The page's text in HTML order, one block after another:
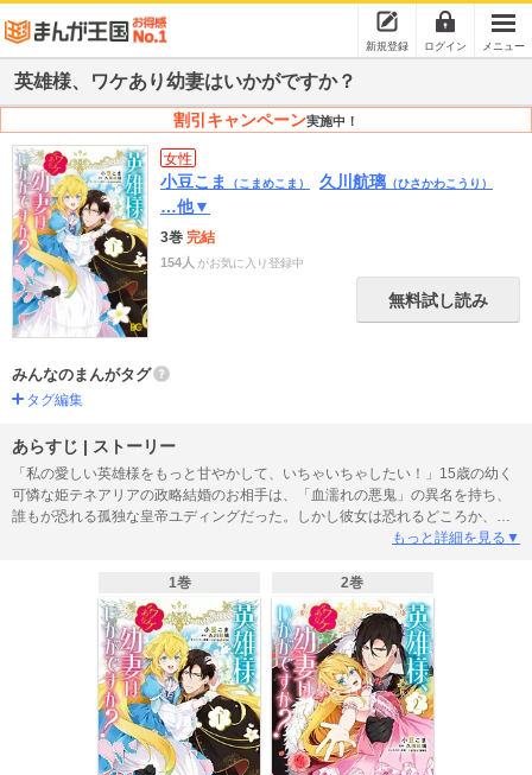
新規登録 ログイン メニュー
英雄様、ワケあり幼妻はいかがですか？
割引キャンペーン実施中！
女性
小豆こま （こまめこま） 久川航璃 （ひさかわこうり）
…他▼
3巻 完結
154人 がお気に入り登録中
無料試し読み
みんなのまんがタグ
タグ編集
あらすじ | ストーリー
「私の愛しい英雄様をもっと甘やかして、いちゃいちゃしたい！」15歳の幼く
可憐な姫テネアリアの政略結婚のお相手は、「血濡れの悪鬼」の異名を持ち、
誰もが恐れる孤独な皇帝ユディングだった。しかし彼女は恐れるどころか、な
ぜか初めて会ったはずの凶悪顔の大男を心の底から愛していた！！ユディング
る。だけどそんなテネアリアにはとある秘密があって――!?
もっと詳細を見る▼
1巻 2巻